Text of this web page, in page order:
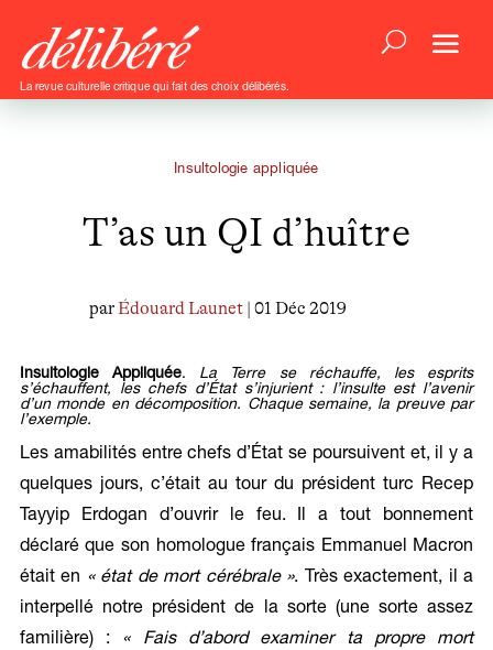
La revue culturelle critique qui fait des choix délibérés.
Insultologie appliquée
T’as un QI d’huître
parÉdouard Launet | 01 Déc 2019
Insultologie Appliquée. La Terre se réchauffe, les esprits
s’échauffent, les chefs d’État s’injurient : l’insulte est l’avenir
d’un monde en décomposition. Chaque semaine, la preuve par
l’exemple.
Les amabilités entre chefs d’État se poursuivent et, il y a
quelques jours, c’était au tour du président turc Recep
Tayyip Erdogan d’ouvrir le feu. Il a tout bonnement
déclaré que son homologue français Emmanuel Macron
était en « état de mort cérébrale ». Très exactement, il a
interpellé notre président de la sorte (une sorte assez
familière) : « Fais d’abord examiner ta propre mort